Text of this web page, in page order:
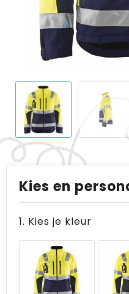
Kies en
1. Kies je kleur